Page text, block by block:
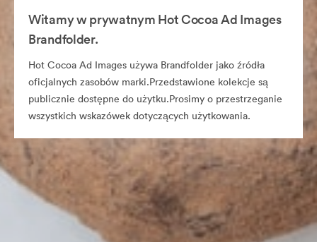
Witamy w prywatnym Hot Cocoa Ad Images
Brandfolder.
Hot Cocoa Ad Images używa Brandfolder jako źródła
oficjalnych zasobów marki.Przedstawione kolekcje są
publicznie dostępne do użytku.Prosimy o przestrzeganie
wszystkich wskazówek dotyczących użytkowania.